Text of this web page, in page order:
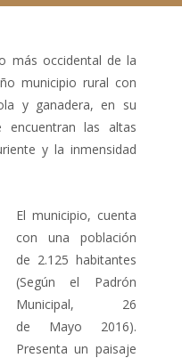
más occidental de la
municipio rural con
y ganadera, en su
las altas
y la inmensidad
El municipio, cuenta
con una población
de 2.125 habitantes
(Según el Padrón
Municipal, 26
de Mayo 2016).
Presenta un paisaje